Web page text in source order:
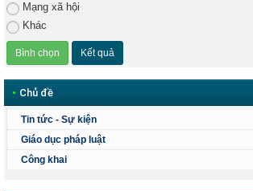
Mạng xã hội
Khác
• Chủ đề
Tin tức - Sự kiện
Giáo dục pháp luật
Công khai